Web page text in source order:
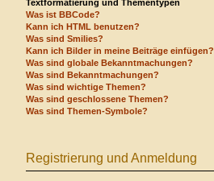
Textformatierung und Thementypen
Was ist BBCode?
Kann ich HTML benutzen?
Was sind Smilies?
Kann ich Bilder in meine Beiträge einfügen?
Was sind globale Bekanntmachungen?
Was sind Bekanntmachungen?
Was sind wichtige Themen?
Was sind geschlossene Themen?
Was sind Themen-Symbole?
Registrierung und Anmeldung